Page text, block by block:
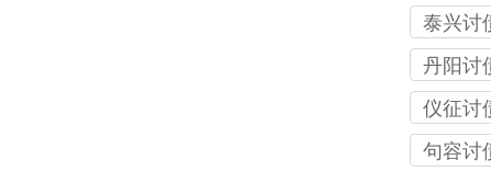
司
泰兴讨
司
丹阳讨
司
仪征讨
司
句容讨